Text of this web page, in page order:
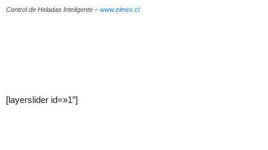
Control de Heladas Inteligente – www.zimex.cl
[layerslider id=»1″]